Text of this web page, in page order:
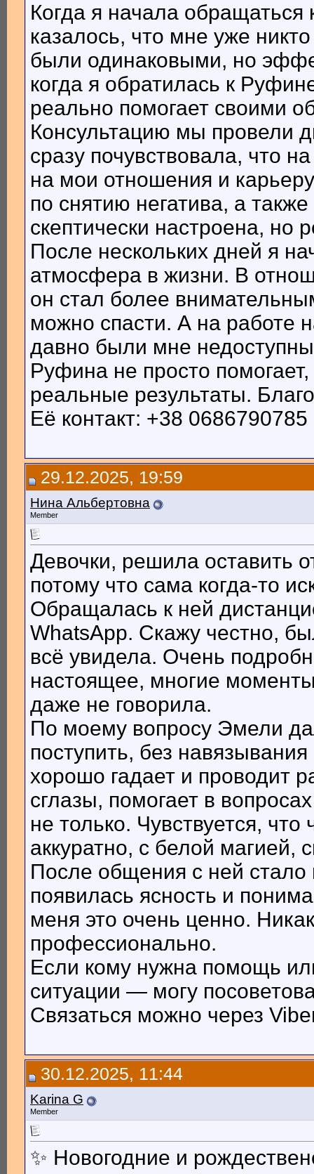
Когда я начала
казалось, что мне уже
были одинаковыми, но
когда я обратилась к
реально помогает своими
Консультацию мы провели
сразу почувствовала, что
на мои отношения и
по снятию негатива, а
скептически настроена, но
После нескольких дней я
атмосфера в жизни. В
он стал более
можно спасти. А на работе
давно были мне
Руфина не просто
реальные результаты.
Её контакт: +38
29.12.2025, 19:59
Нина Альбертовна
Member
Девочки, решила оставить
потому что сама когда-то
Обращалась к ней
WhatsApp. Скажу честно,
всё увидела. Очень
настоящее, многие
даже не говорила.
По моему вопросу Эмели
поступить, без
хорошо гадает и проводит
сглазы, помогает в
не только. Чувствуется,
аккуратно, с белой магией,
После общения с ней стало
появилась ясность и
меня это очень ценно.
профессионально.
Если кому нужна помощь
ситуации — могу
Связаться можно через
30.12.2025, 11:44
Karina G
Member
✨ Новогодние и